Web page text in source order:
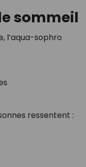
sommeil
l’aqua-sophro
ressentent :